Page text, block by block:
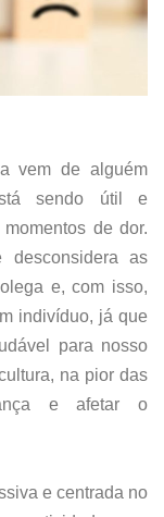
vem de alguém
sendo útil e
de dor.
as
e, com isso,
indivíduo, já que
para nosso
na pior das
e afetar o
e centrada no